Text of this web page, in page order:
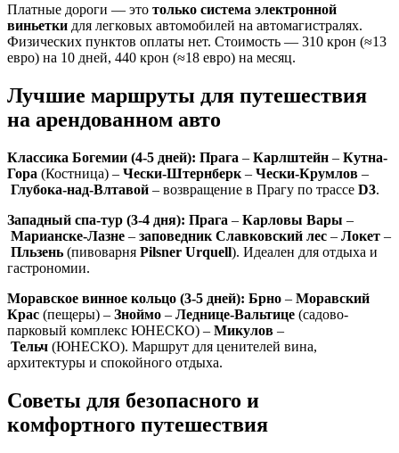
Платные дороги — это только система электронной
виньетки для легковых автомобилей на автомагистралях.
Физических пунктов оплаты нет. Стоимость — 310 крон (≈13
евро) на 10 дней, 440 крон (≈18 евро) на месяц.
Лучшие маршруты для путешествия
на арендованном авто
Классика Богемии (4-5 дней): Прага – Карлштейн – Кутна-
Гора (Костница) – Чески-Штернберк – Чески-Крумлов –
Глубока-над-Влтавой – возвращение в Прагу по трассе D3.
Западный спа-тур (3-4 дня): Прага – Карловы Вары –
Марианске-Лазне – заповедник Славковский лес – Локет –
Пльзень (пивоварня Pilsner Urquell). Идеален для отдыха и
гастрономии.
Моравское винное кольцо (3-5 дней): Брно – Моравский
Крас (пещеры) – Зноймо – Леднице-Вальтице (садово-
парковый комплекс ЮНЕСКО) – Микулов –
Тельч (ЮНЕСКО). Маршрут для ценителей вина,
архитектуры и спокойного отдыха.
Советы для безопасного и
комфортного путешествия